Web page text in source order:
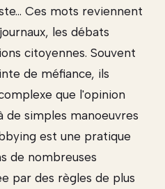
Ces mots reviennent
les débats
citoyennes. Souvent
de méfiance, ils
que l'opinion
de simples manoeuvres
est une pratique
de nombreuses
par des règles de plus